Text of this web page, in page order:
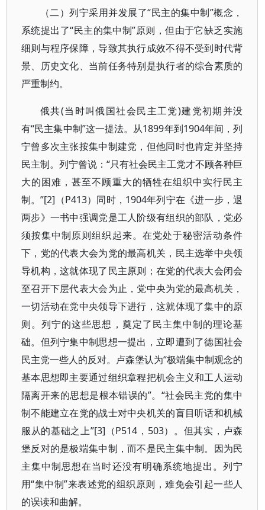
（二）列宁采用并发展了“民主的集中制”概念，
系统提出了“民主的集中制”原则，但由于它缺乏实施
细则与程序保障，导致其执行成效不得不受到时代背
景、历史文化、当前任务特别是执行者的综合素质的
严重制约。
俄共(当时叫俄国社会民主工党)建党初期并没
有“民主集中制”这一提法。从1899年到1904年间，列
宁曾多次主张按集中制建党，但他同时也肯定并坚持
民主制。列宁曾说：“只有社会民主工党才不顾各种巨
大的困难，甚至不顾重大的牺牲在组织中实行民主
制。”[2]（P413）同时，1904年列宁在《进一步，退
两步》一书中强调党是工人阶级有组织的部队，党必
须按集中制原则组织起来。在党处于秘密活动条件
下，党的代表大会为党的最高机关，民主选举中央领
导机构，这就体现了民主原则；在党的代表大会闭会
至召开下层代表大会为止，党中央为党的最高机关，
一切活动在党中央领导下进行，这就体现了集中的原
则。列宁的这些思想，奠定了民主集中制的理论基
础。但列宁集中制思想一提出，立即遭到了德国社会
民主党一些人的反对。卢森堡认为“极端集中制观念的
基本思想即主要通过组织章程把机会主义和工人运动
隔离开来的思想是根本错误的”。“社会民主党的集中
制不能建立在党的战士对中央机关的盲目听话和机械
服从的基础之上”[3]（P514，503）。但其实，卢森
堡反对的是极端集中制，而不是民主集中制。因为民
主集中制思想在当时还没有明确系统地提出。列宁
用“集中制”来表述党的组织原则，难免会引起一些人
的误读和曲解。